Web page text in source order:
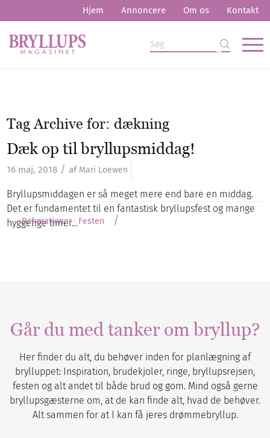
Hjem Annoncere Om os Kontakt
Tag Archive for:dækning
Dæk op til bryllupsmiddag!
16 maj, 2018 / af Mari Loewen
Bryllupsmiddagen er så meget mere end bare en middag.
Det er fundamentet til en fantastisk bryllupsfest og mange
hyggelige timer…
Dekorationer Festen /
Går du med tanker om bryllup?
Her finder du alt, du behøver inden for planlægning af
brylluppet: Inspiration, brudekjoler, ringe, bryllupsrejsen,
festen og alt andet til både brud og gom. Mind også gerne
bryllupsgæsterne om, at de kan finde alt, hvad de behøver.
Alt sammen for at I kan få jeres drømmebryllup.